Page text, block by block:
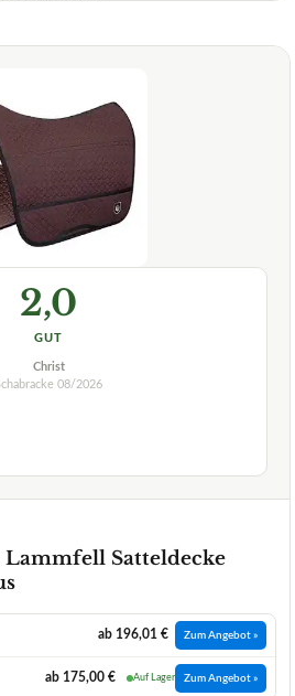
2,0
GUT
Christ
08/2026
Lammfell Satteldecke
ab 196,01 € Zum Angebot »
ab 175,00 € Auf Lager Zum Angebot »